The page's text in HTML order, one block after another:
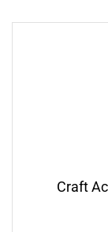
Craft